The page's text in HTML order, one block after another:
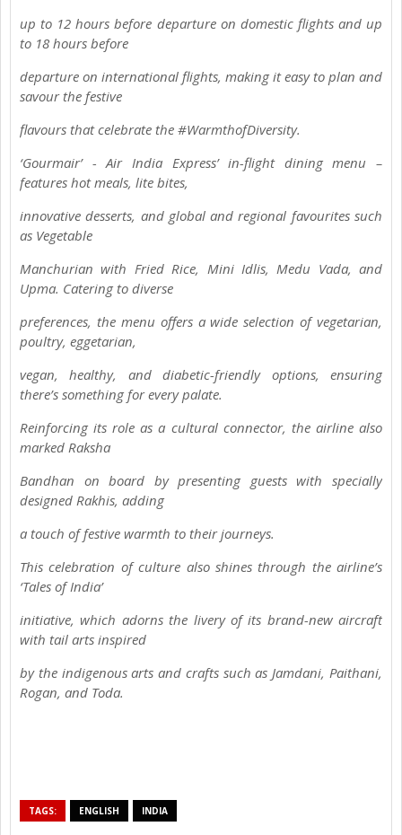
up to 12 hours before departure on domestic flights and up
to 18 hours before
departure on international flights, making it easy to plan and
savour the festive
flavours that celebrate the #WarmthofDiversity.
‘Gourmair’ - Air India Express’ in-flight dining menu –
features hot meals, lite bites,
innovative desserts, and global and regional favourites such
as Vegetable
Manchurian with Fried Rice, Mini Idlis, Medu Vada, and
Upma. Catering to diverse
preferences, the menu offers a wide selection of vegetarian,
poultry, eggetarian,
vegan, healthy, and diabetic-friendly options, ensuring
there’s something for every palate.
Reinforcing its role as a cultural connector, the airline also
marked Raksha
Bandhan on board by presenting guests with specially
designed Rakhis, adding
a touch of festive warmth to their journeys.
This celebration of culture also shines through the airline’s
‘Tales of India’
initiative, which adorns the livery of its brand-new aircraft
with tail arts inspired
by the indigenous arts and crafts such as Jamdani, Paithani,
Rogan, and Toda.
TAGS: ENGLISH INDIA